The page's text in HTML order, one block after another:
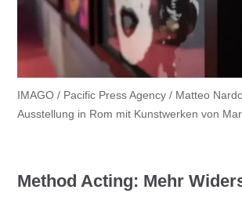
IMAGO / Pacific Press Agency / Matteo
Ausstellung in Rom mit Kunstwerken von
Method Acting: Mehr